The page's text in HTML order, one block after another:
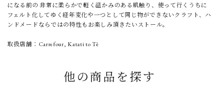
になる前の 非常に柔らかで軽く温かみのある肌触り、使って行くうちに
フェルト化してゆく経年変化や一つとして同じ物ができないクラフト、ハ
ンドメードならではの特性もお楽しみ頂きたいストール。
取扱店舗：Carrefour, Katati to Tè
他の商品を探す